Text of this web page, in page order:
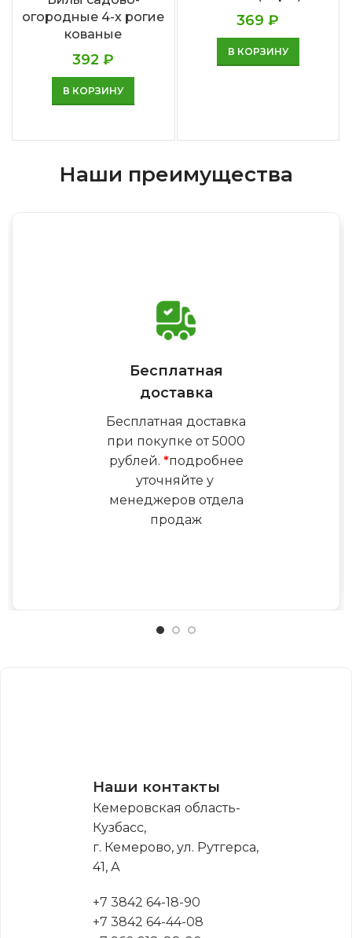
огородные 4-х рогие
кованые
392₽
В КОРЗИНУ
369₽
В КОРЗИНУ
Наши преимущества
Бесплатная
доставка
Бесплатная доставка
при покупке от 5000
рублей. *подробнее
уточняйте у
менеджеров отдела
продаж
Наши контакты
Кемеровская область-
Кузбасс,
г. Кемерово, ул. Рутгерса,
41, А
+7 3842 64-18-90
+7 3842 64-44-08